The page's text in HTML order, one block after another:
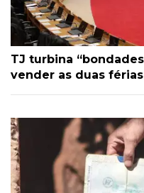
TJ turbina
vender as duas